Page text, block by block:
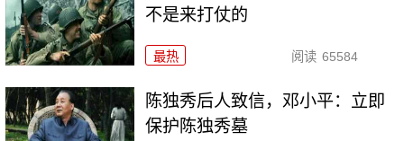
不是来打仗的
最热 阅读 65584
陈独秀后人致信，邓小平：立即
保护陈独秀墓